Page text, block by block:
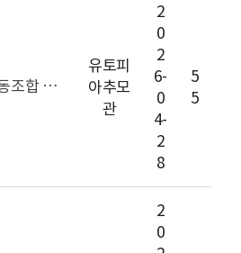
2026년 KT노동조합 합동 추모제
유토피
아추모
관
2
0
2
6-
0
4-
2
8
5
5
2
0